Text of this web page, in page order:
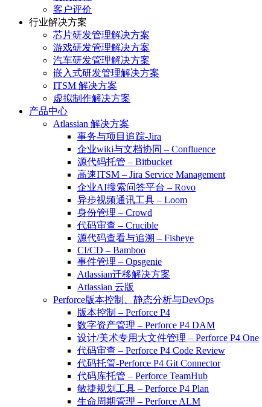
客户评价
行业解决方案
芯片研发管理解决方案
游戏研发管理解决方案
汽车研发管理解决方案
嵌入式研发管理解决方案
ITSM 解决方案
虚拟制作解决方案
产品中心
Atlassian 解决方案
事务与项目追踪-Jira
企业wiki与文档协同 – Confluence
源代码托管 – Bitbucket
高速ITSM – Jira Service Management
企业AI搜索问答平台 – Rovo
异步视频通讯工具 – Loom
身份管理 – Crowd
代码审查 – Crucible
源代码查看与追溯 – Fisheye
CI/CD – Bamboo
事件管理 – Opsgenie
Atlassian迁移解决方案
Atlassian 云版
Perforce版本控制、静态分析与DevOps
版本控制 – Perforce P4
数字资产管理 – Perforce P4 DAM
设计/美术专用大文件管理 – Perforce P4 One
代码审查 – Perforce P4 Code Review
代码托管-Perforce P4 Git Connector
代码库托管 – Perforce TeamHub
敏捷规划工具 – Perforce P4 Plan
生命周期管理 – Perforce ALM